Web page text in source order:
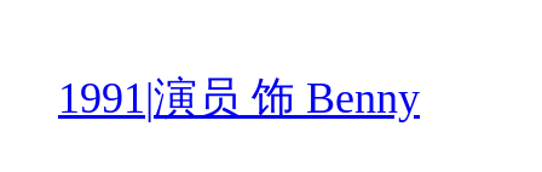
1991|演员 饰 Benny